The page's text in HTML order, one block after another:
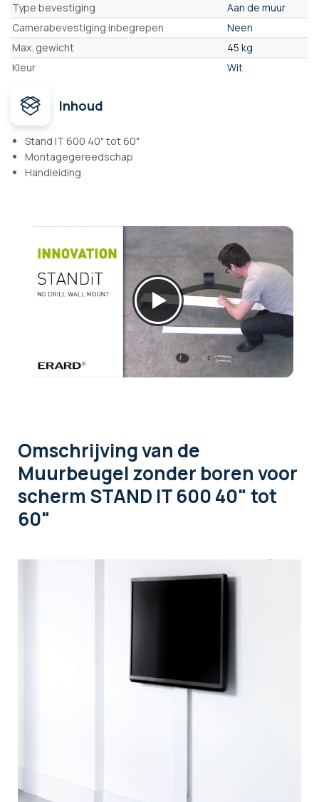
Type bevestiging
Aan de muur
Camerabevestiging inbegrepen
Neen
Max. gewicht
45 kg
Kleur
Wit
Inhoud
Stand IT 600 40" tot 60"
Montagegereedschap
Handleiding
Omschrijvingvan de
Muurbeugel zonder boren voor
scherm STAND IT 600 40" tot
60"